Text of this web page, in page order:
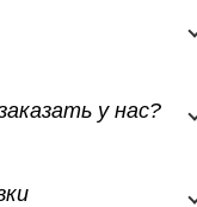
у нас?